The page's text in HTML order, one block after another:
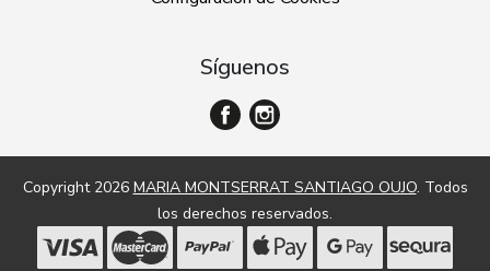
Síguenos
Copyright 2026 MARIA MONTSERRAT SANTIAGO OUJO. Todos
los derechos reservados.